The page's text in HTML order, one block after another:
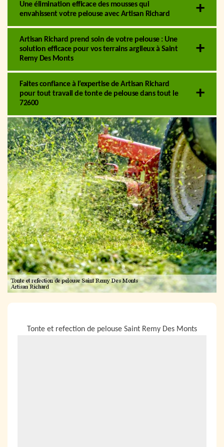
Une élimination efficace des mousses qui
envahissent votre pelouse avec Artisan Richard
Artisan Richard prend soin de votre pelouse : Une
solution efficace pour vos terrains argileux à Saint
Remy Des Monts
Faites confiance à l’expertise de Artisan Richard
pour tout travail de tonte de pelouse dans tout le
72600
Tonte et refection de pelouse Saint Remy Des Monts